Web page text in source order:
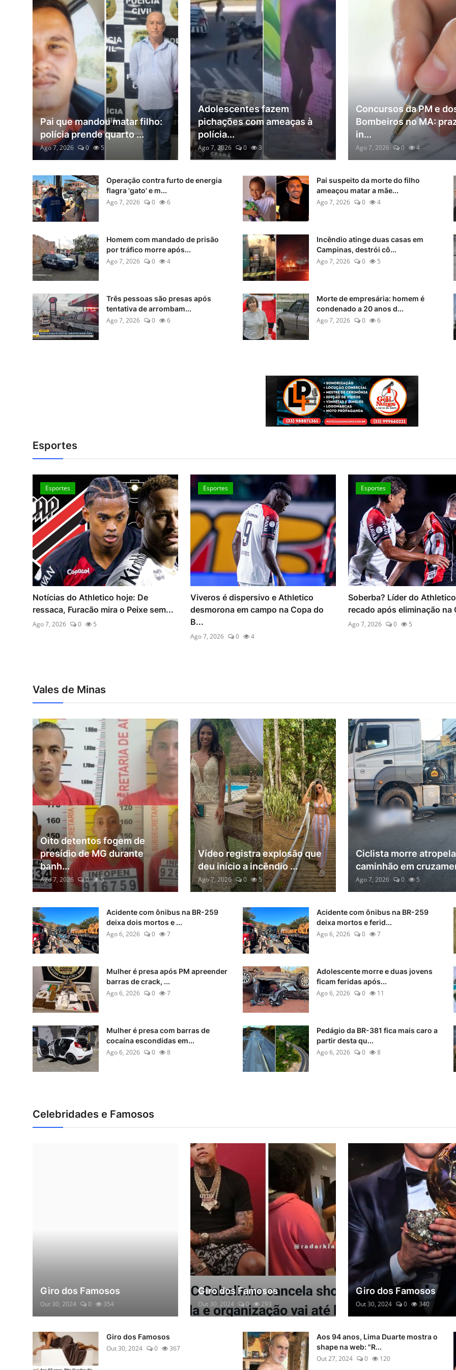
Pai que mandou matar filho:
polícia prende quarto ...
Ago 7, 2026 0 5
Adolescentes fazem
pichações com ameaças à
polícia...
Ago 7, 2026 0 3
Concursos da PM e
Bombeiros no MA:
in...
Ago 7, 2026 0 4
Operação contra furto de energia
flagra 'gato' e m...
Ago 7, 2026
0 6
Pai suspeito da morte do filho
ameaçou matar a mãe...
Ago 7, 2026
0 4
Homem com mandado de prisão
por tráfico morre após...
Ago 7, 2026
0 4
Incêndio atinge duas casas em
Campinas, destrói cô...
Ago 7, 2026
0 5
Três pessoas são presas após
tentativa de arrombam...
Ago 7, 2026
0 6
Morte de empresária: homem é
condenado a 20 anos d...
Ago 7, 2026
0 6
Esportes
Esportes
Viveros é dispersivo e Athletico
desmorona em campo na Copa do
B...
Esportes
Soberba? Líder do Athletico manda
recado após eliminação na Copa...
Ago 7, 2026
Esportes
Em noite de um Santos
Athletico é humilhado pelo
Ago 7, 2026 0 6
Vales de Minas
Oito detentos fogem de
presídio de MG durante
banh...
Ago 7, 2026 0 5
Vídeo registra explosão que
deu início a incêndio ...
Ago 7, 2026 0 5
Ciclista morre
caminhão em
Ago 7, 2026 0 5
Acidente com ônibus na BR-259
deixa dois mortos e ...
Ago 6, 2026
0 7
Acidente com ônibus na BR-259
deixa mortos e ferid...
Ago 6, 2026
0 7
Mulher é presa após PM apreender
barras de crack, ...
Ago 6, 2026
0 7
Adolescente morre e duas jovens
ficam feridas após...
Ago 6, 2026
0 11
Mulher é presa com barras de
cocaína escondidas em...
Ago 6, 2026
0 8
Pedágio da BR-381 fica mais caro a
partir desta qu...
Ago 6, 2026
0 8
Celebridades e Famosos
Giro dos Famosos
Out 30, 2024 0 354
Giro dos Famosos
Out 30, 2024 0 293
Giro dos Famosos
Out 30, 2024 0 340
Giro dos Famosos
Out 30, 2024
0 367
Aos 94 anos, Lima Duarte mostra o
shape na web: "R...
Out 27, 2024
0 120